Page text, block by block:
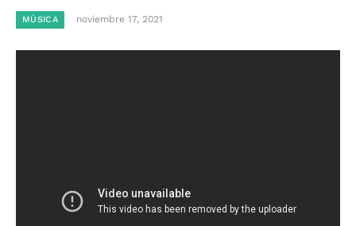
MÚSICA noviembre 17, 2021